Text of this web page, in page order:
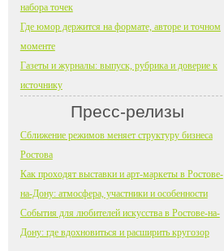
набора точек
Где юмор держится на формате, авторе и точном
моменте
Газеты и журналы: выпуск, рубрика и доверие к
источнику
Пресс-релизы
Сближение режимов меняет структуру бизнеса
Ростова
Как проходят выставки и арт-маркеты в Ростове-
на-Дону: атмосфера, участники и особенности
События для любителей искусства в Ростове-на-
Дону: где вдохновиться и расширить кругозор